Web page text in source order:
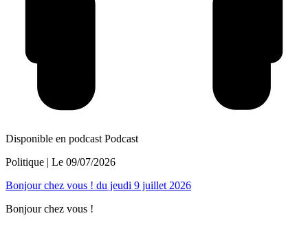
Disponible en podcast Podcast
Politique | Le 09/07/2026
Bonjour chez vous ! du jeudi 9 juillet 2026
Bonjour chez vous !